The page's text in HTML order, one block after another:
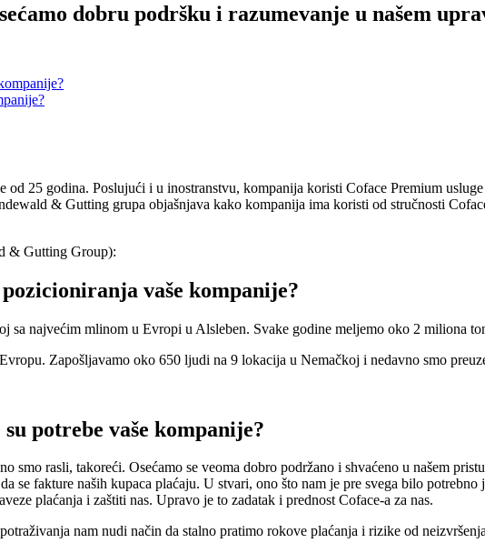
dobru podršku i razumevanje u našem
od 25 godina. Poslujući i u inostranstvu, kompanija koristi Coface Premium
& Gutting grupa objašnjava kako kompanija ima koristi od stručnosti
& Gutting Group):
vaše kompanije?
najvećim mlinom u Evropi u Alsleben. Svake godine meljemo oko 2 miliona
Zapošljavamo oko 650 ljudi na 9 lokacija u Nemačkoj i nedavno smo
potrebe vaše kompanije?
smo rasli, takoreći. Osećamo se veoma dobro podržano i shvaćeno u našem
se fakture naših kupaca plaćaju. U stvari, ono što nam je pre svega bilo
plaćanja i zaštiti nas. Upravo je to zadatak i prednost Coface-a za nas.
nam nudi način da stalno pratimo rokove plaćanja i rizike od